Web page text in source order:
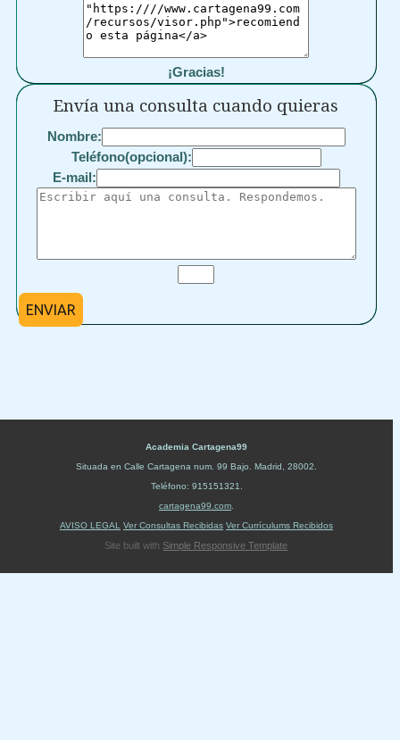
¡Gracias!
Envía una consulta cuando quieras
Nombre:
Teléfono(opcional):
E-mail:
ENVIAR
Academia Cartagena99
Situada en Calle Cartagena num. 99 Bajo Madrid 28002
Teléfono: 915151321
cartagena99.com
AVISO LEGAL
Ver Consultas Recibidas Ver Currículums Recibidos
Site built with Simple Responsive Template